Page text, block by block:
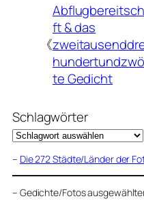
《
ft & das
te Gedicht
Schlagwörter
– Die 272 Städte/Länder der
– Gedichte/Fotos